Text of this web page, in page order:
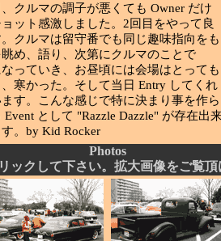
クルマの調子が悪くても Owner だけ
ット感激しました。2回目をやって良
クルマは留守番でも同じ趣味指向をも
め、語り、次第にクルマのことで
っていき、お昼頃には会場はとっても
寒かった。そして当日 Entry してくれ
す。こんな感じで特に決まり事を作ら
として "Razzle Dazzle" が存在出
。by Kid Rocker
Photos
ックして下さい。拡大画像をご覧頂